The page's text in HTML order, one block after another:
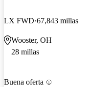
LX FWD 67,843 millas
Wooster, OH
28 millas
Buena oferta